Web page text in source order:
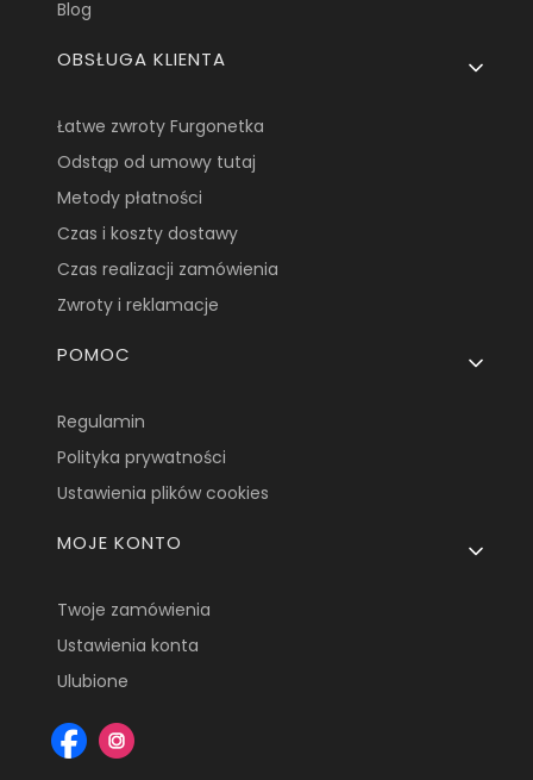
Blog
OBSŁUGA KLIENTA
Łatwe zwroty Furgonetka
Odstąp od umowy tutaj
Metody płatności
Czas i koszty dostawy
Czas realizacji zamówienia
Zwroty i reklamacje
POMOC
Regulamin
Polityka prywatności
Ustawienia plików cookies
MOJE KONTO
Twoje zamówienia
Ustawienia konta
Ulubione